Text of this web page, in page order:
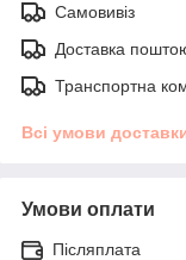
Самовивіз
Доставка
Транспортна
Всі умови
Умови оплати
Післяплата